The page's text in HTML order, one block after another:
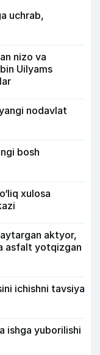
uchrab,
nizo va
Uilyams
nodavlat
bosh
xulosa
aktyor,
asfalt yotqizgan
ichishni tavsiya
ishga yuborilishi